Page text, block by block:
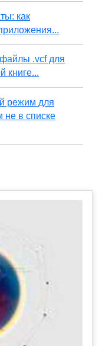
как
.vcf для
книге...
режим для
не в списке